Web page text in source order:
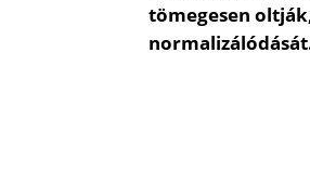
tömegesen